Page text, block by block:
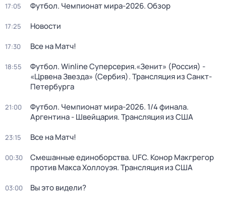
17:05 Футбол. Чемпионат мира-2026. Обзор
17:25 Новости
17:30 Все на Матч!
18:55
Футбол. Winline Суперсерия.«Зенит» (Россия) -
«Црвена Звезда» (Сербия). Трансляция из Санкт-
Петербурга
21:00
Футбол. Чемпионат мира-2026. 1/4 финала.
Аргентина - Швейцария. Трансляция из США
23:15 Все на Матч!
00:30
Смешанные единоборства. UFC. Конор Макгрегор
против Макса Холлоуэя. Трансляция из США
03:00 Вы это видели?